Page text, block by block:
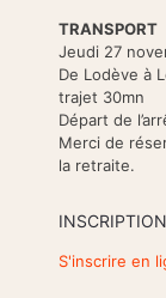
TRANSPORT
Jeudi 27
De Lodève à
trajet 30mn
Départ de
Merci de
la retraite.
S'inscrire en